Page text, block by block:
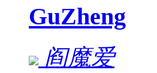
GuZheng
阎魔爱